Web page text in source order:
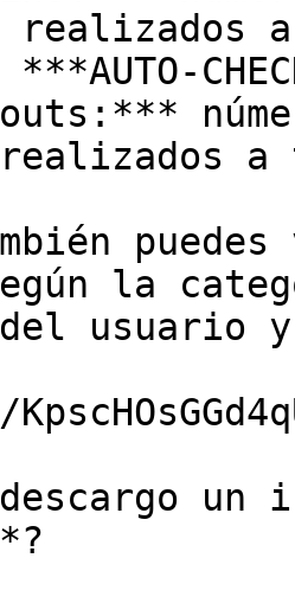
realizados
***AUTO-
a
la
usuario
descargo